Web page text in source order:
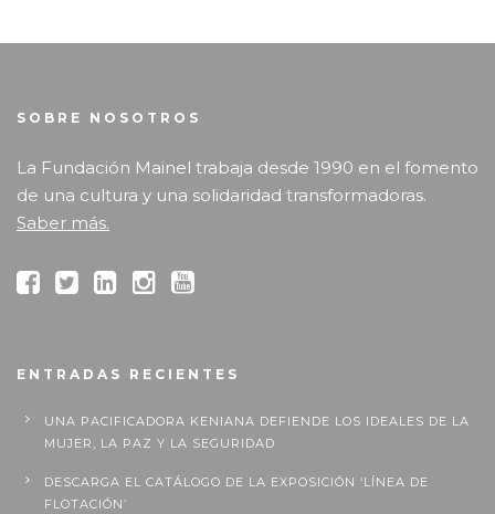
SOBRE NOSOTROS
La Fundación Mainel trabaja desde 1990 en el fomento
de una cultura y una solidaridad transformadoras.
Saber más.
ENTRADAS RECIENTES
UNA PACIFICADORA KENIANA DEFIENDE LOS IDEALES DE LA
MUJER, LA PAZ Y LA SEGURIDAD
DESCARGA EL CATÁLOGO DE LA EXPOSICIÓN ‘LÍNEA DE
FLOTACIÓN’